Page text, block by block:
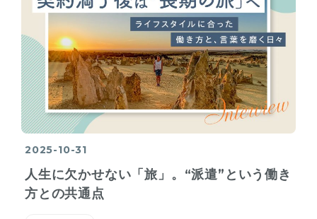
2025-10-31
人生に欠かせない「旅」。“派遣”という働き
方との共通点